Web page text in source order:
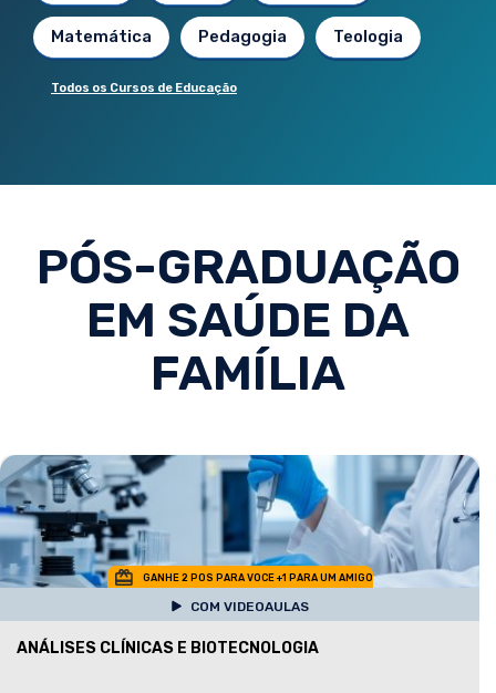
Matemática Pedagogia Teologia
Todos os Cursos de Educação
PÓS-GRADUAÇÃO
EM SAÚDE DA
FAMÍLIA
GANHE 2 POS PARA VOCE +1 PARA UM AMIGO
COM VIDEOAULAS
ANÁLISES CLÍNICAS E BIOTECNOLOGIA